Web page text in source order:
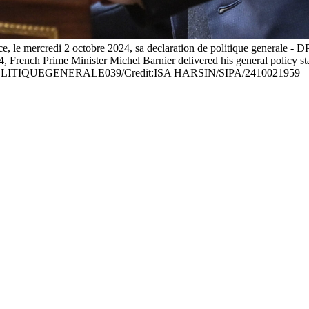
le mercredi 2 octobre 2024, sa declaration de politique generale -
Prime Minister Michel Barnier delivered his general policy
Credit:ISA HARSIN/SIPA/2410021959